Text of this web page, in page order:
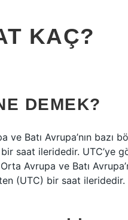
KAÇ?
DEMEK?
ve Batı Avrupa’nın bazı
saat ileridedir. UTC’ye
Avrupa ve Batı
(UTC) bir saat